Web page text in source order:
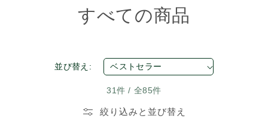
コ
ク
ョ
すべての商品
並び替え:
31件 / 全85件
絞り込みと並び替え